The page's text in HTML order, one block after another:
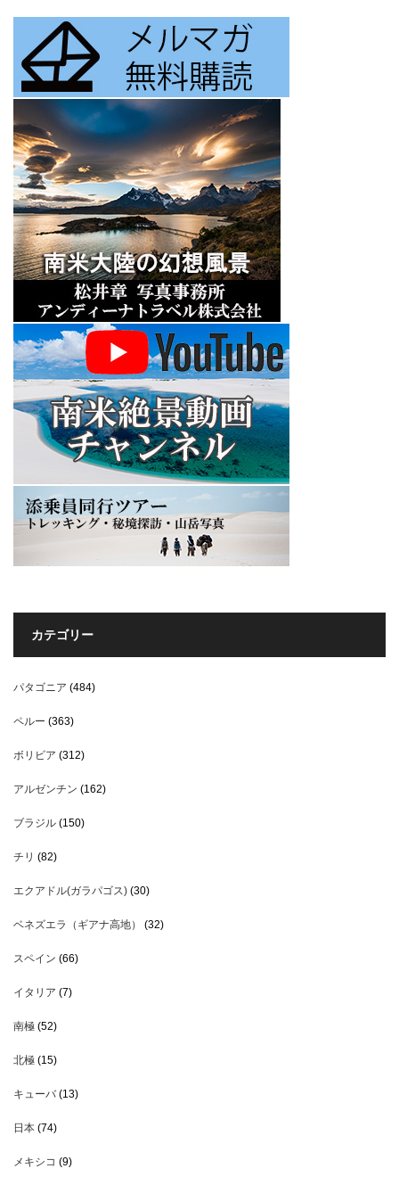
カテゴリー
パタゴニア (484)
ペルー (363)
ボリビア (312)
アルゼンチン (162)
ブラジル (150)
チリ (82)
エクアドル(ガラパゴス) (30)
ベネズエラ（ギアナ高地） (32)
スペイン (66)
イタリア (7)
南極 (52)
北極 (15)
キューバ(13)
日本 (74)
メキシコ (9)